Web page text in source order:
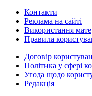
Контакти
Реклама на сайті
Використання
Правила
Договір
Політика у сфері
Угода щодо
Редакція